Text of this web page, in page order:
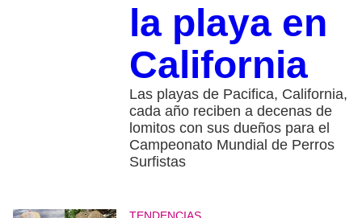
la playa en
California
Las playas de Pacifica, California,
cada año reciben a decenas de
lomitos con sus dueños para el
Campeonato Mundial de Perros
Surfistas